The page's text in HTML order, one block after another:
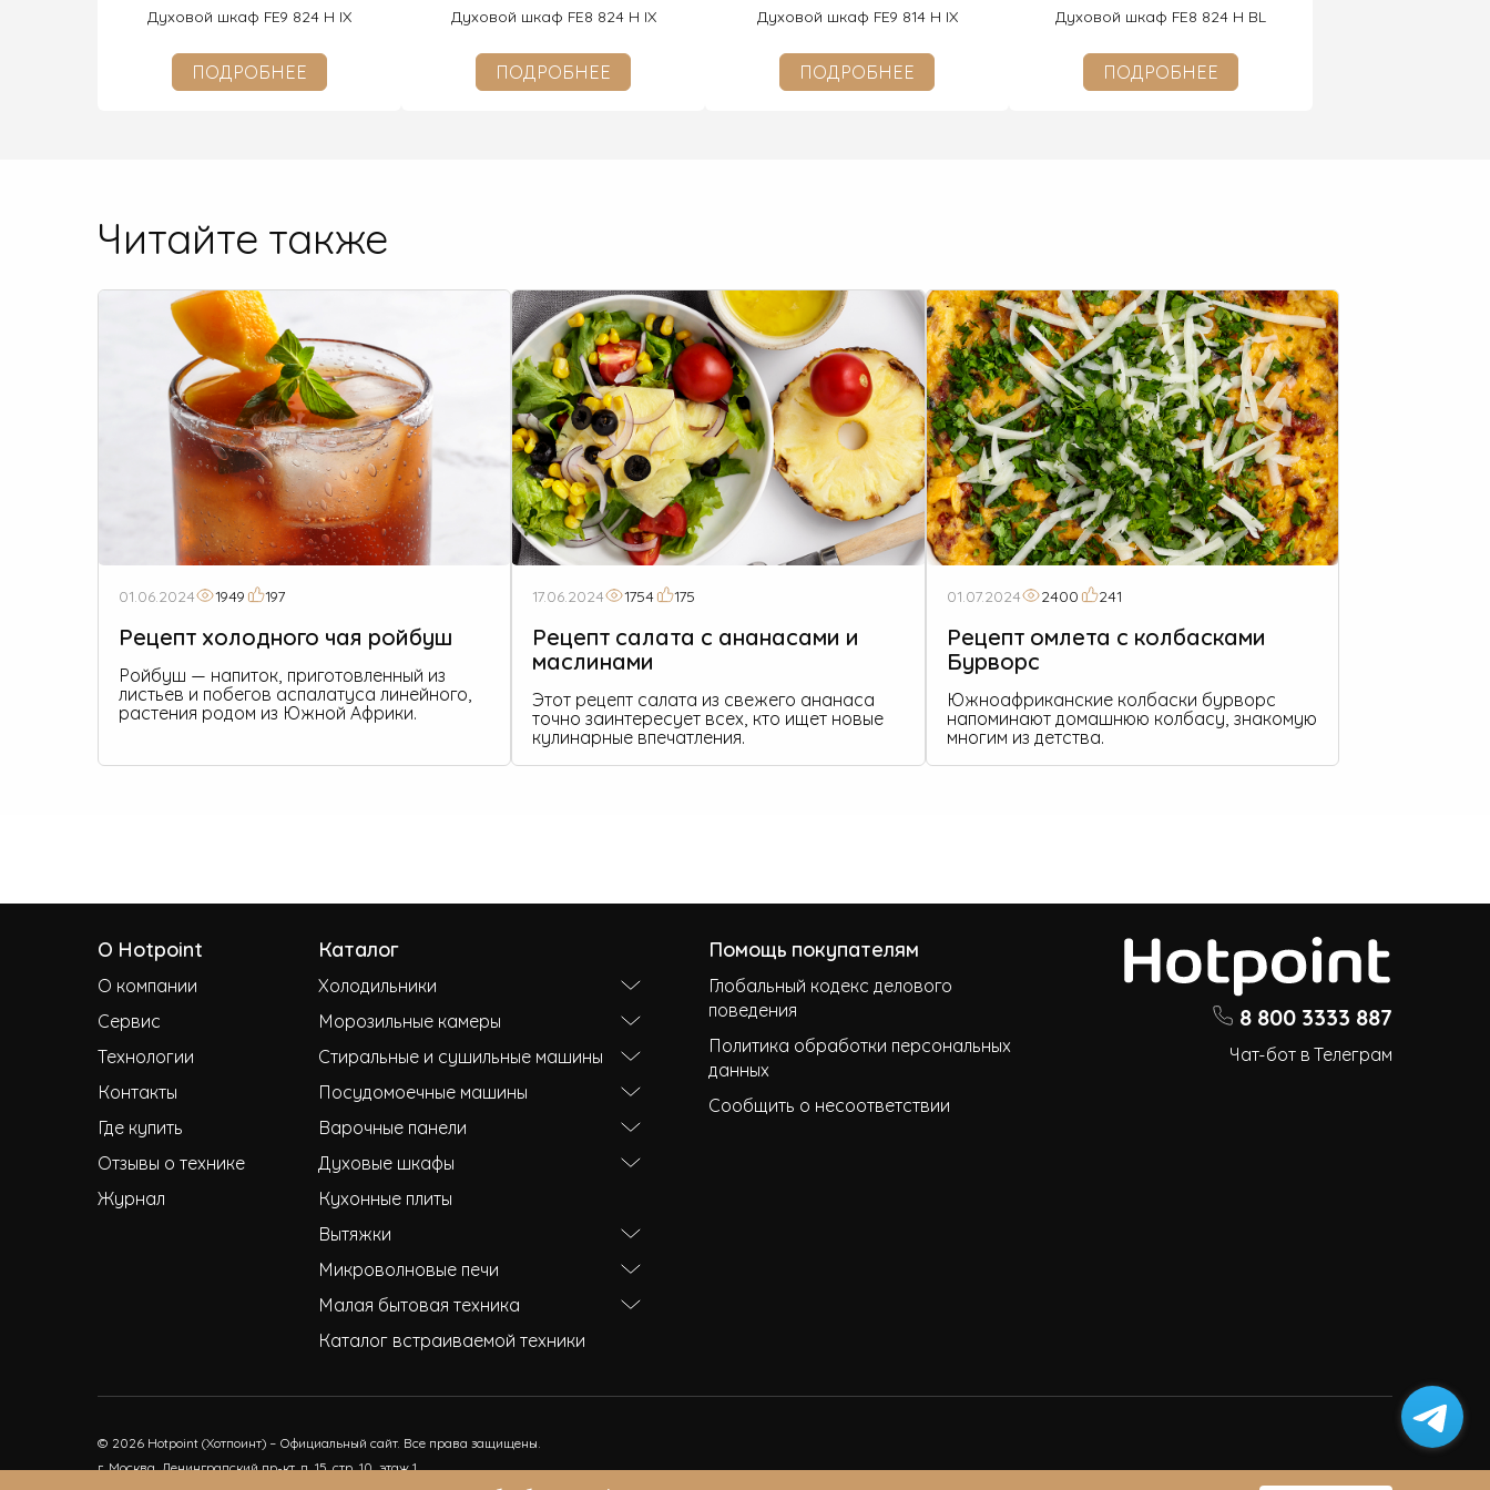
Духовой шкаф FE9 824 H IX
ПОДРОБНЕЕ
Духовой шкаф FE8 824 H IX
ПОДРОБНЕЕ
Духовой шкаф FE9 814 H IX
ПОДРОБНЕЕ
Духовой шкаф FE8 824 H BL
ПОДРОБНЕЕ
Читайте также
01.06.2024 1949 197
Рецепт холодного чая ройбуш
Ройбуш — напиток, приготовленный из
листьев и побегов аспалатуса линейного,
растения родом из Южной Африки.
17.06.2024 1754 175
Рецепт салата с ананасами и
маслинами
Этот рецепт салата из свежего ананаса
точно заинтересует всех, кто ищет новые
кулинарные впечатления.
01.07.2024 2400 241
Рецепт омлета с колбасками
Бурворс
Южноафриканские колбаски бурворс
напоминают домашнюю колбасу, знакомую
многим из детства.
О Hotpoint
О компании
Сервис
Технологии
Контакты
Где купить
Отзывы о технике
Журнал
Каталог
Холодильники
Морозильные камеры
Стиральные и сушильные машины
Посудомоечные машины
Варочные панели
Духовые шкафы
Кухонные плиты
Вытяжки
Микроволновые печи
Малая бытовая техника
Каталог встраиваемой техники
Помощь покупателям
Глобальный кодекс делового
поведения
Политика обработки персональных
данных
Сообщить о несоответствии
8 800 3333 887
Чат-бот в Телеграм
© 2026 Hotpoint (Хотпоинт) – Официальный сайт. Все права защищены.
г. Москва, Ленинградский пр-кт, д. 15, стр. 10, этаж 1